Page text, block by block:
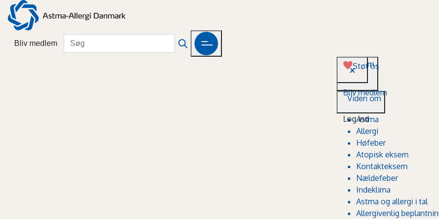
Bliv medlem
Støt os
Bliv medlem
Log ind
Viden om
Viden om
Astma
Allergi
Høfeber
Atopisk eksem
Kontakteksem
Nældefeber
Indeklima
Astma og allergi i tal
Allergivenlig